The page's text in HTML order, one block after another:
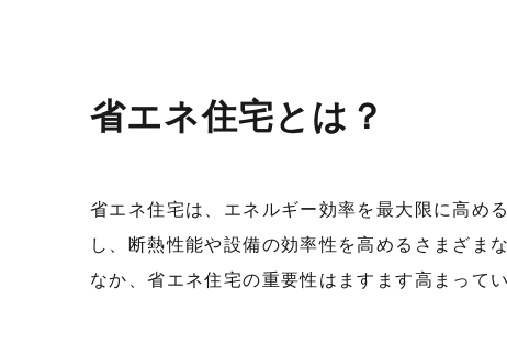
省エネ住宅とは？
省エネ住宅は、エネルギー効率を最大限に高め
し、断熱性能や設備の効率性を高めるさまざま
なか、省エネ住宅の重要性はますます高まって